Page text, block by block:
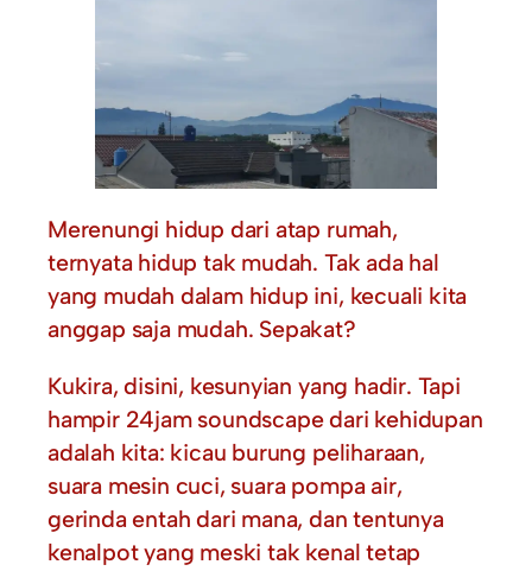
Merenungi hidup dari atap rumah,
ternyata hidup tak mudah. Tak ada hal
yang mudah dalam hidup ini, kecuali kita
anggap saja mudah. Sepakat?
Kukira, disini, kesunyian yang hadir. Tapi
hampir 24jam soundscape dari kehidupan
adalah kita: kicau burung peliharaan,
suara mesin cuci, suara pompa air,
gerinda entah dari mana, dan tentunya
kenalpot yang meski tak kenal tetap